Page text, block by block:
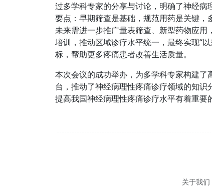
过多学科专家的分享与讨论，明确了神经病
要点：早期筛查是基础，规范用药是关键，
未来需进一步推广量表筛查、新型药物应用
培训，推动区域诊疗水平统一，最终实现“
标，帮助更多疼痛患者改善生活质量。
本次会议的成功举办，为多学科专家构建了
台，推动了神经病理性疼痛诊疗领域的知识
提高我国神经病理性疼痛诊疗水平有着重要
关于我们